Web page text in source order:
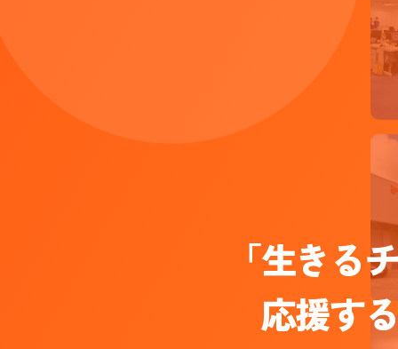
「生きる
応援す